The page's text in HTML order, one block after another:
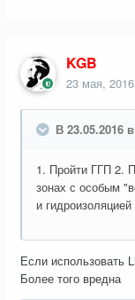
KGB
23 мая, 2016
В 23.05.2016
1. Пройти ГГП 2.
зонах с особым
и
Если использовать
Более того вредна